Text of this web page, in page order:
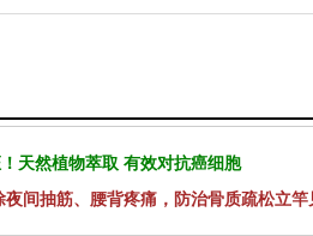
天然植物萃取 有效对抗癌细胞
间抽筋、腰背疼痛，防治骨质疏松立竿